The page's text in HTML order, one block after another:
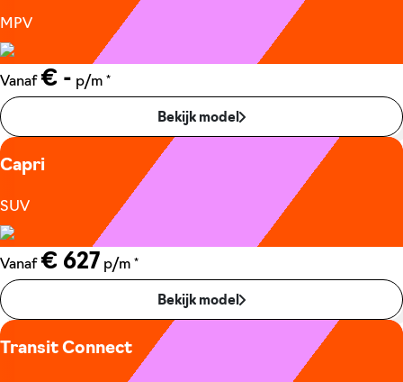
MPV
Vanaf € - p/m *
Bekijk model
Capri
SUV
Vanaf € 627 p/m *
Bekijk model
Transit Connect